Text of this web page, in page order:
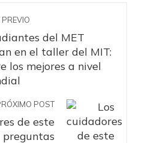
del MET
en el taller del MIT:
los mejores a nivel
POST
de este